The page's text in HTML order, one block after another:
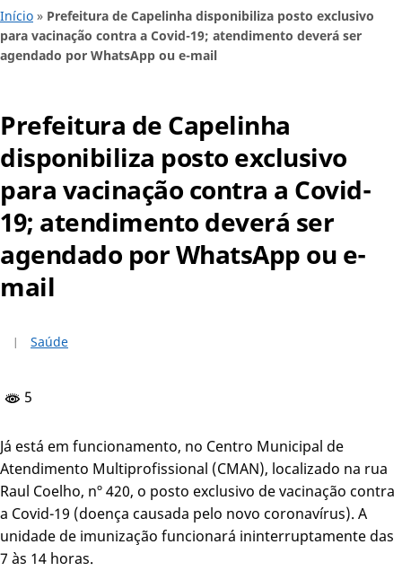
Início » Prefeitura de Capelinha disponibiliza posto exclusivo
para vacinação contra a Covid-19; atendimento deverá ser
agendado por WhatsApp ou e-mail
Prefeitura de Capelinha
disponibiliza posto exclusivo
para vacinação contra a Covid-
19; atendimento deverá ser
agendado por WhatsApp ou e-
mail
Saúde
5
Já está em funcionamento, no Centro Municipal de
Atendimento Multiprofissional (CMAN), localizado na rua
Raul Coelho, nº 420, o posto exclusivo de vacinação contra
a Covid-19 (doença causada pelo novo coronavírus). A
unidade de imunização funcionará ininterruptamente das
7 às 14 horas.